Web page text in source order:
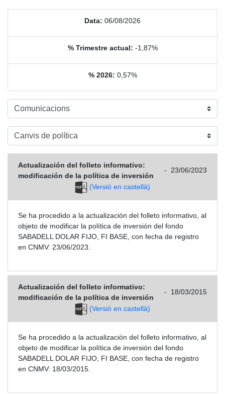
Data: 06/08/2026
% Trimestre actual: -1,87%
% 2026: 0,57%
Actualización del folleto informativo:
modificación de la política de inversión
- 23/06/2023
(Versió en castellà)
Se ha procedido a la actualización del folleto informativo, al
objeto de modificar la política de inversión del fondo
SABADELL DOLAR FIJO, FI BASE, con fecha de registro
en CNMV: 23/06/2023.
Actualización del folleto informativo:
modificación de la política de inversión
- 18/03/2015
(Versió en castellà)
Se ha procedido a la actualización del folleto informativo, al
objeto de modificar la política de inversión del fondo
SABADELL DOLAR FIJO, FI BASE, con fecha de registro
en CNMV: 18/03/2015.